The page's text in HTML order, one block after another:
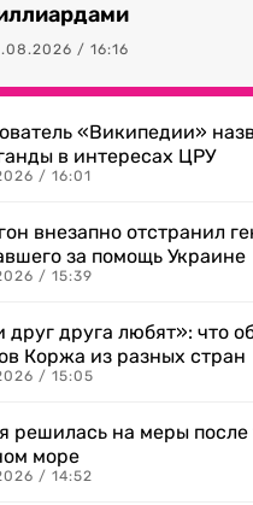
/ 16:16
«Википедии»
в интересах ЦРУ
/ 16:01
внезапно отстранил
за помощь Украине
/ 15:39
друга любят»: что
Коржа из разных стран
/ 15:05
решилась на меры после
море
/ 14:52